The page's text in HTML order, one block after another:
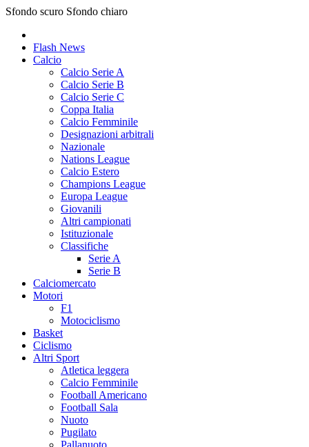
Sfondo scuro Sfondo chiaro
Flash News
Calcio
Calcio Serie A
Calcio Serie B
Calcio Serie C
Coppa Italia
Calcio Femminile
Designazioni arbitrali
Nazionale
Nations League
Calcio Estero
Champions League
Europa League
Giovanili
Altri campionati
Istituzionale
Classifiche
Serie A
Serie B
Calciomercato
Motori
F1
Motociclismo
Basket
Ciclismo
Altri Sport
Atletica leggera
Calcio Femminile
Football Americano
Football Sala
Nuoto
Pugilato
Pallanuoto